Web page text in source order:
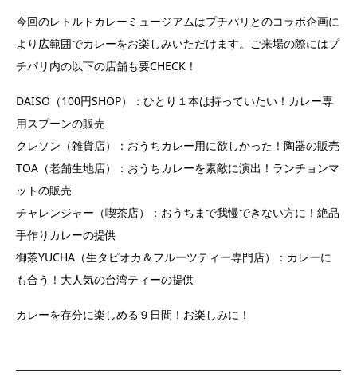
今回のレトルトカレーミュージアムはプチパリとのコラボ企画に
より広範囲でカレーをお楽しみいただけます。ご来場の際にはプ
チパリ内の以下の店舗も要CHECK！
DAISO（100円SHOP）：ひとり１本は持っていたい！カレー専
用スプーンの販売
クレソン（雑貨店）：おうちカレー用に欲しかった！陶器の販売
TOA（老舗生地店）：おうちカレーを素敵に演出！ランチョンマ
ットの販売
チャレンジャー（喫茶店）：おうちまで我慢できない方に！絶品
手作りカレーの提供
御茶YUCHA（生タピオカ＆フルーツティー専門店）：カレーに
も合う！大人気の台湾ティーの提供
カレーを存分に楽しめる９日間！お楽しみに！